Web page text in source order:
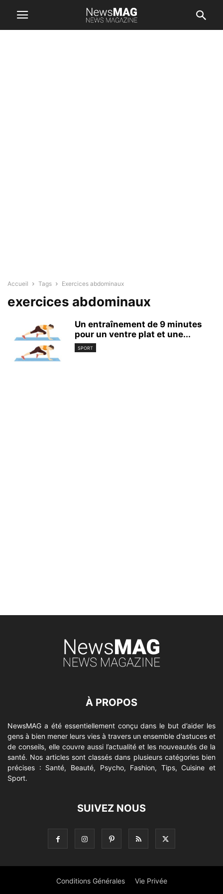
Accueil Tags Exercices abdominaux
exercices abdominaux
Un entraînement de 9 minutes
pour un ventre plat et une...
SPORT
À PROPOS
NewsMAG a été essentiellement conçu dans le but d’aider les
gens à bien mener leurs vies à travers un ensemble d’astuces et
de conseils, elle couvre aussi l’actualité et les nouveautés de la
santé. Nos articles sont classés dans plusieurs catégories bien
précises : Santé, Beauté, Psycho, Fashion, Tips, Cuisine et
Sport.
SUIVEZ NOUS
Conditions Générales Vie Privée